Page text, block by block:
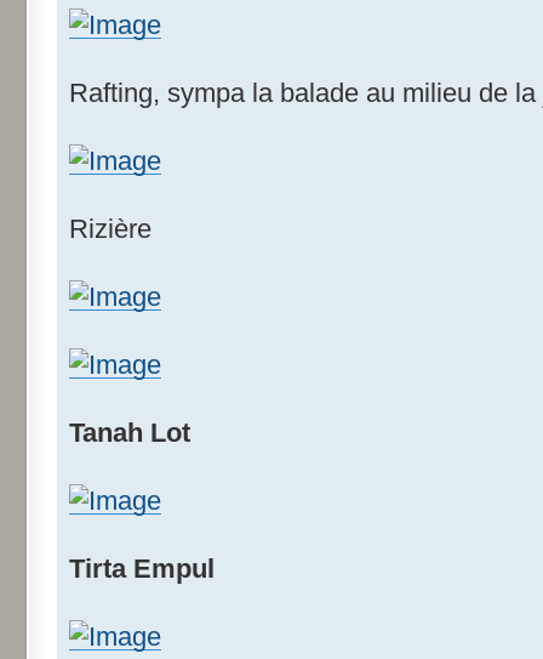
Rafting, sympa la balade au milieu de la
Rizière
Tanah Lot
Tirta Empul